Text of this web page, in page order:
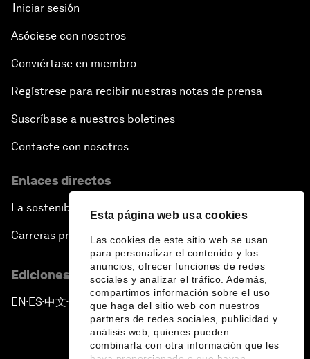
Esta página web usa cookies
Las cookies de este sitio web se usan
para personalizar el contenido y los
anuncios, ofrecer funciones de redes
sociales y analizar el tráfico. Además,
compartimos información sobre el uso
que haga del sitio web con nuestros
partners de redes sociales, publicidad y
análisis web, quienes pueden
combinarla con otra información que les
Iniciar sesión
Asóciese con nosotros
Conviértase en miembro
Regístrese para recibir nuestras notas de prensa
Suscríbase a nuestros boletines
Contacte con nosotros
Enlaces directos
La sostenibilidad en el Foro
Carreras profesionales
Ediciones en otros idiomas
EN ▪ES▪中文▪ 日本語